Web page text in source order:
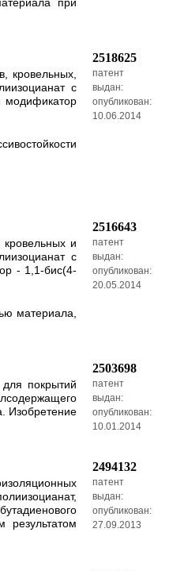
кровельных,
с
модификатор
2518625
патент
выдан:
опубликован:
10.06.2014
и
с
- 1,1-бис(4-
материала,
2516643
патент
выдан:
опубликован:
20.05.2014
покрытий
Изобретение
2503698
патент
выдан:
опубликован:
10.01.2014
результатом
2494132
патент
выдан:
опубликован:
27.09.2013